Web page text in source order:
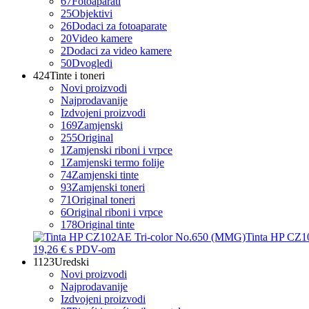
25Objektivi
26Dodaci za fotoaparate
20Video kamere
2Dodaci za video kamere
50Dvogledi
424Tinte i toneri
Novi proizvodi
Najprodavanije
Izdvojeni proizvodi
169Zamjenski
255Original
1 Zamjenski riboni i vrpce
1 Zamjenski termo folije
74Zamjenski tinte
93Zamjenski toneri
71Original toneri
6Original riboni i vrpce
178Original tinte
Tinta HP
19,26 € s PDV-om
1123Uredski
Novi proizvodi
Najprodavanije
Izdvojeni proizvodi